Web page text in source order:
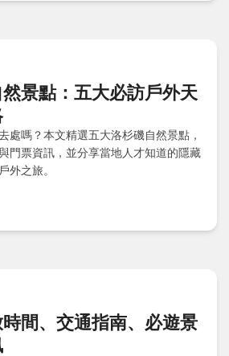
景點：五大必訪戶外天
處嗎？本文精選五大洛杉磯自然景點，
門票資訊，並分享當地人才知道的隱藏
外之旅。
間、交通指南、必遊景